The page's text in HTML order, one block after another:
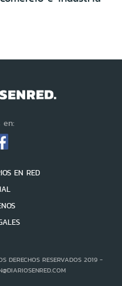
en:
EN RED
DERECHOS RESERVADOS 2019 -